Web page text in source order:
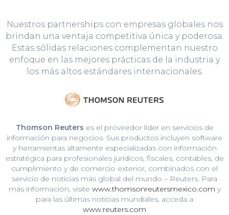
Nuestros partnerships con empresas globales nos
brindan una ventaja competitiva única y poderosa.
Estas sólidas relaciones complementan nuestro
enfoque en las mejores prácticas de la industria y
los más altos estándares internacionales.
Thomson Reuters es el proveedor líder en servicios de
información para negocios. Sus productos incluyen software
y herramientas altamente especializadas con información
estratégica para profesionales jurídicos, fiscales, contables, de
cumplimiento y de comercio exterior, combinados con el
servicio de noticias más global del mundo – Reuters. Para
más información, visite www.thomsonreutersmexico.com y
para las últimas noticias mundiales, acceda a
www.reuters.com